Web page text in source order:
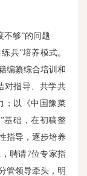
不够”的问题
兵”培养模式。
编纂综合培训和
对指导、共学共
；以《中国豫菜
基础，在初稿整
指导，逐步培养
聘请7位专家指
管领导牵头，明